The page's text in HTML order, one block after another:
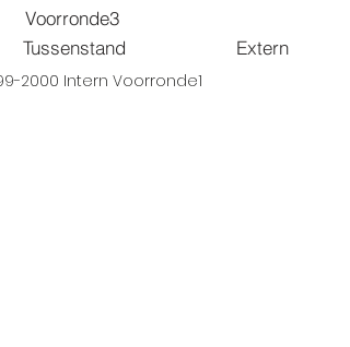
Voorronde3
Tussenstand
Extern
2000 Intern Voorronde1